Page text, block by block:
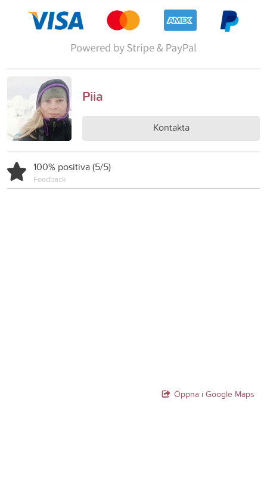
Piia
Kontakta
100% positiva (5/5)
Feedback
Öppna i Google Maps